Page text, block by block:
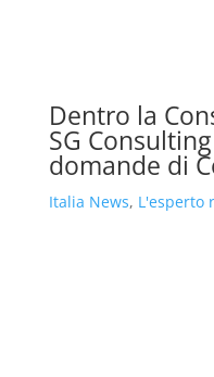
Dentro la
SG
domande di
Italia News, L'esperto